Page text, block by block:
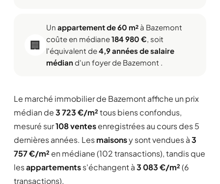
🏢
Un appartement de 60 m² à Bazemont
coûte en médiane184 980 €, soit
l'équivalent de4,9 années de salaire
médiand'un foyer de Bazemont .
Le marché immobilier de Bazemont affiche un prix
médian de3 723 €/m²tous biens confondus,
mesuré sur108 ventesenregistrées au cours des 5
dernières années. Lesmaisonsy sont vendues à3
757 €/m² en médiane (102 transactions), tandis que
lesappartementss'échangent à3 083 €/m²(6
transactions).